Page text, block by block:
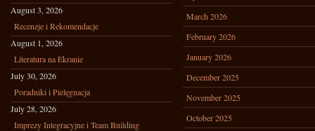
August 3, 2026
Recenzje i Rekomendacje
August 1, 2026
Literatura na Ekranie
July 30, 2026
Poradniki i Pielęgnacja
July 28, 2026
Imprezy Integracyjne i Team Building
March 2026
February 2026
January 2026
December 2025
November 2025
October 2025